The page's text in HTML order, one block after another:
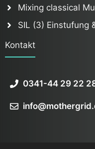
Mixing classical
SIL (3) Einstufung
Kontakt
0341-44 29 22